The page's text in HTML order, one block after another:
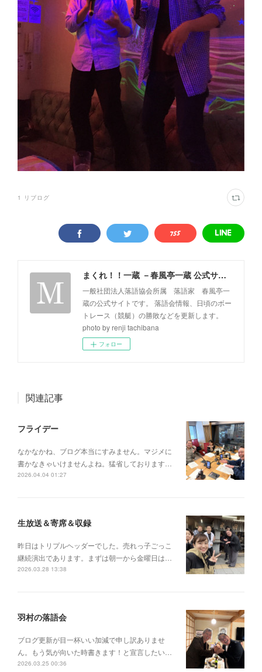
1 リブログ
まくれ！！一蔵 －春風亭一蔵 公式サイト－
一般社団法人落語協会所属 落語家 春風亭一
蔵の公式サイトです。 落語会情報、日頃のボー
トレース（競艇）の勝敗などを更新します。
photo by renji tachibana
フォロー
関連記事
フライデー
なかなかね、ブログ本当にすみません。マジメに
書かなきゃいけませんよね。猛省しております…
2026.04.04 01:27
生放送＆寄席＆収録
昨日はトリプルヘッダーでした。売れっ子ごっこ
継続演出であります。まずは朝一から金曜日は…
2026.03.28 13:38
羽村の落語会
ブログ更新が目一杯いい加減で申し訳ありませ
ん。もう気が向いた時書きます！と宣言したい…
2026.03.25 00:36